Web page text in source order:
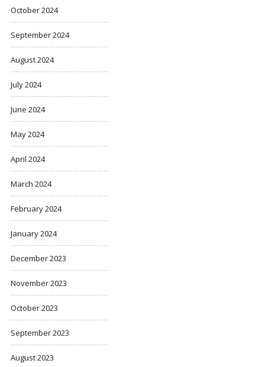
October 2024
September 2024
August 2024
July 2024
June 2024
May 2024
April 2024
March 2024
February 2024
January 2024
December 2023
November 2023
October 2023
September 2023
August 2023